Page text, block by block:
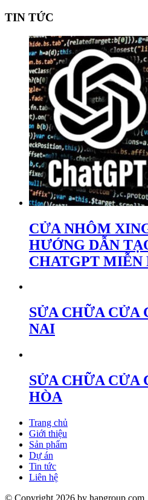
TIN TỨC
CỬA NHÔM
HƯỚNG DẪN
CHATGPT MIỄN
SỬA CHỮA CỬA
NAI
SỬA CHỮA CỬA
HÒA
Trang chủ
Giới thiệu
Sản phẩm
Dự án
Tin tức
Liên hệ
© Copyright 2026 by hapgroup.com.